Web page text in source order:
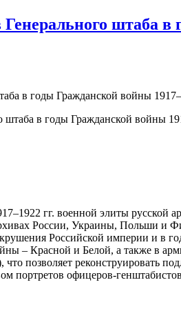
штаба
в годы Гражданской войны
гг. военной элиты русской
России, Украины, Польши и
Российской империи и в
– Красной и Белой, а также в
позволяет реконструировать
портретов офицеров-